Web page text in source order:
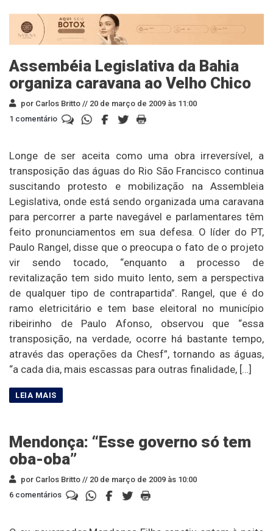
Assembéia Legislativa da Bahia
organiza caravana ao Velho Chico
por Carlos Britto // 20 de março de 2009 às 11:00
1 comentário
Longe de ser aceita como uma obra irreversível, a
transposição das águas do Rio São Francisco continua
suscitando protesto e mobilização na Assembleia
Legislativa, onde está sendo organizada uma caravana
para percorrer a parte navegável e parlamentares têm
feito pronunciamentos em sua defesa. O líder do PT,
Paulo Rangel, disse que o preocupa o fato de o projeto
vir sendo tocado, “enquanto a processo de
revitalização tem sido muito lento, sem a perspectiva
de qualquer tipo de contrapartida”. Rangel, que é do
ramo eletricitário e tem base eleitoral no município
ribeirinho de Paulo Afonso, observou que “essa
transposição, na verdade, ocorre há bastante tempo,
através das operações da Chesf”, tornando as águas,
“a cada dia, mais escassas para outras finalidade, […]
Mendonça: “Esse governo só tem
oba-oba”
por Carlos Britto // 20 de março de 2009 às 10:00
6 comentários